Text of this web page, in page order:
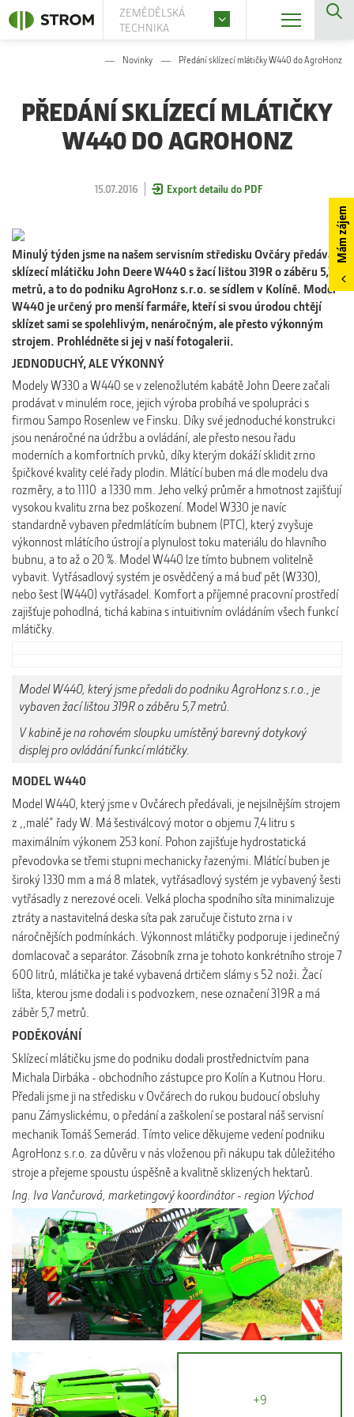
ZEMĚDĚLSKÁ
TECHNIKA
Mám zájem
Novinky Předání sklízecí mlátičky W440 do AgroHonz
PŘEDÁNÍ SKLÍZECÍ MLÁTIČKY
W440 DO AGROHONZ
15.07.2016 Export detailu do PDF
Minulý týden jsme na našem servisním středisku Ovčáry předávali
sklízecí mlátičku John Deere W440 s žací lištou 319R o záběru 5,7
metrů, a to do podniku AgroHonz s.r.o. se sídlem v Kolíně. Model
W440 je určený pro menší farmáře, kteří si svou úrodou chtějí
sklízet sami se spolehlivým, nenáročným, ale přesto výkonným
strojem. Prohlédněte si jej v naší fotogalerii.
JEDNODUCHÝ, ALE VÝKONNÝ
Modely W330 a W440 se v zelenožlutém kabátě John Deere začali
prodávat v minulém roce, jejich výroba probíhá ve spolupráci s
firmou Sampo Rosenlew ve Finsku. Díky své jednoduché konstrukci
jsou nenáročné na údržbu a ovládání, ale přesto nesou řadu
moderních a komfortních prvků, díky kterým dokáží sklidit zrno
špičkové kvality celé řady plodin. Mlátící buben má dle modelu dva
rozměry, a to 1110 a 1330 mm. Jeho velký průměr a hmotnost zajišťují
vysokou kvalitu zrna bez poškození. Model W330 je navíc
standardně vybaven předmlátícím bubnem (PTC), který zvyšuje
výkonnost mlátícího ústrojí a plynulost toku materiálu do hlavního
bubnu, a to až o 20 %. Model W440 lze tímto bubnem volitelně
vybavit. Vytřásadlový systém je osvědčený a má buď pět (W330),
nebo šest (W440) vytřásadel. Komfort a příjemné pracovní prostředí
zajišťuje pohodlná, tichá kabina s intuitivním ovládáním všech funkcí
mlátičky.
Model W440, který jsme předali do podniku AgroHonz s.r.o., je
vybaven žací lištou 319R o záběru 5,7 metrů.
V kabině je na rohovém sloupku umístěný barevný dotykový
displej pro ovládání funkcí mlátičky.
MODEL W440
Model W440, který jsme v Ovčárech předávali, je nejsilnějším strojem
z ,,malé" řady W. Má šestiválcový motor o objemu 7,4 litru s
maximálním výkonem 253 koní. Pohon zajišťuje hydrostatická
převodovka se třemi stupni mechanicky řazenými. Mlátící buben je
široký 1330 mm a má 8 mlatek, vytřásadlový systém je vybavený šesti
vytřásadly z nerezové oceli. Velká plocha spodního síta minimalizuje
ztráty a nastavitelná deska síta pak zaručuje čistuto zrna i v
náročnějších podmínkách. Výkonnost mlátičky podporuje i jedinečný
domlacovač a separátor. Zásobník zrna je tohoto konkrétního stroje 7
600 litrů, mlátička je také vybavená drtičem slámy s 52 noži. Žací
lišta, kterou jsme dodali i s podvozkem, nese označení 319R a má
záběr 5,7 metrů.
PODĚKOVÁNÍ
Sklízecí mlátičku jsme do podniku dodali prostřednictvím pana
Michala Dirbáka - obchodního zástupce pro Kolín a Kutnou Horu.
Předali jsme ji na středisku v Ovčárech do rukou budoucí obsluhy
panu Zámyslickému, o předání a zaškolení se postaral náš servisní
mechanik Tomáš Semerád. Tímto velice děkujeme vedení podniku
AgroHonz s.r.o. za důvěru v nás vloženou při nákupu tak důležitého
stroje a přejeme spoustu úspěšně a kvalitně sklizených hektarů.
Ing. Iva Vančurová, marketingový koordinátor - region Východ
+9